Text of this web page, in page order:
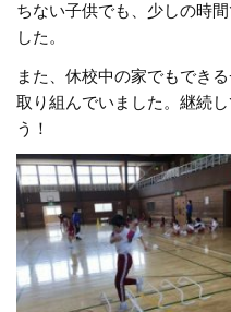
ちない子供でも、少しの時
した。
また、休校中の家でもでき
取り組んでいました。継続
う！